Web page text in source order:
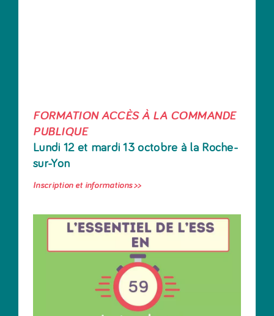
FORMATION ACCÈS À LA COMMANDE
PUBLIQUE
Lundi 12 et mardi 13 octobre à la Roche-
sur-Yon
Inscription et informations >>